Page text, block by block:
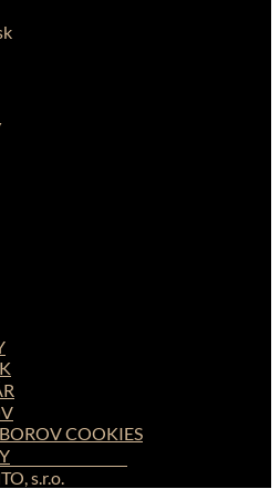
COOKIES
s.r.o.